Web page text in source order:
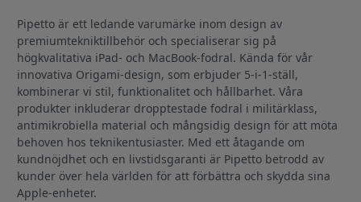
Pipetto är ett ledande varumärke inom design av
premiumtekniktillbehör och specialiserar sig på
högkvalitativa iPad- och MacBook-fodral. Kända för vår
innovativa Origami-design, som erbjuder 5-i-1-ställ,
kombinerar vi stil, funktionalitet och hållbarhet. Våra
produkter inkluderar dropptestade fodral i militärklass,
antimikrobiella material och mångsidig design för att möta
behoven hos teknikentusiaster. Med ett åtagande om
kundnöjdhet och en livstidsgaranti är Pipetto betrodd av
kunder över hela världen för att förbättra och skydda sina
Apple-enheter.